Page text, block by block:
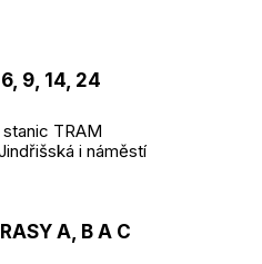
9, 14, 24
TRAM
i náměstí
A, B A C